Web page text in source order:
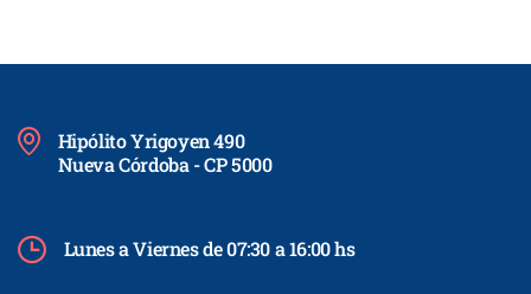
Hipólito Yrigoyen 490
Nueva Córdoba - CP 5000
Lunes a Viernes de 07:30 a 16:00 hs